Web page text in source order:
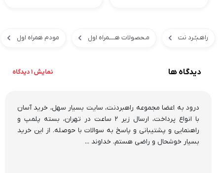
راهـبـُـرد نت مـحصولات هــــمراه اول مودم همراه اول
دیدگاه ها نمایش 1 دیدگاه
درود به اعضا مجموعه راهبردنت، سایت بسیار سهل، خرید آسان
با انواع پرداخت، ارسال زیر ۲ ساعت در تهران، بسته پلمپ و
راهنمایی و پشتیبانی و پاسخ به سوالات با حوصله. از این خرید
بسیار خوشحال و راضی هستم. خداوند ...